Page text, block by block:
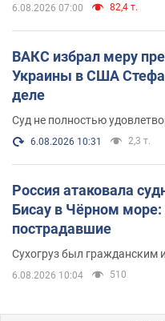
6.08.2026 07:00 82,4 т.
ВАКС избрал меру
Украины в США
деле
Суд не полностью
6.08.2026 10:31 2,3 т.
Россия атаковала
Бисау в Чёрном море:
пострадавшие
Сухогруз был гражданским
6.08.2026 10:04 510